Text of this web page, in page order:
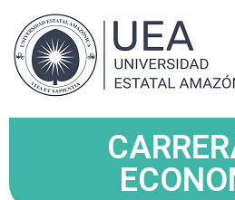
Universidad
Amazónica